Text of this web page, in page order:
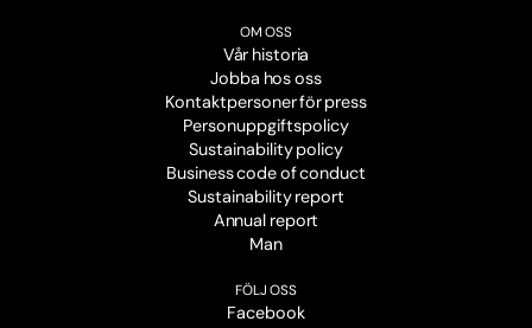
OM OSS
Vår historia
Jobba hos oss
Kontaktpersoner för press
Personuppgiftspolicy
Sustainability policy
Business code of conduct
Sustainability report
Annual report
Man
FÖLJ OSS
Facebook